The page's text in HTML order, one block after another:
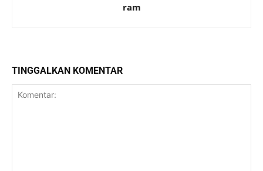
ram
TINGGALKAN KOMENTAR